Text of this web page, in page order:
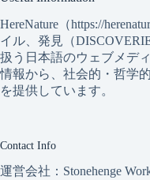
HereNature（https://
イル、発見（
扱う日本語のウェブメデ
情報から、社会的・哲学
を提供しています。
Contact Info
運営会社：Stonehenge